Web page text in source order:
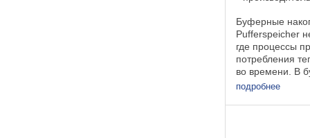
Буферные
Pufferspeicher
где процессы
потребления
во времени. В
накопителе
теплота и
подробнее